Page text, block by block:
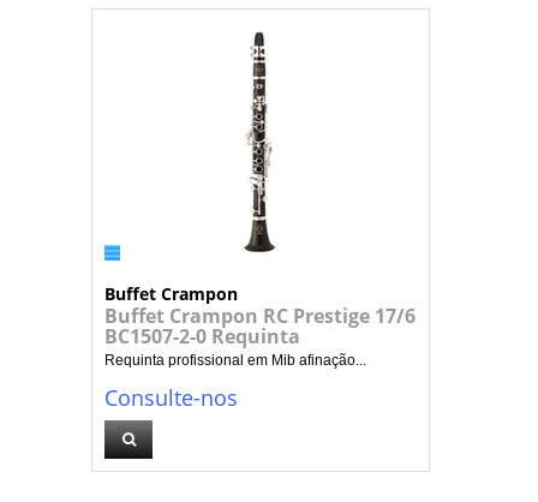
Buffet Crampon
Buffet Crampon RC Prestige 17/6
BC1507-2-0 Requinta
Requinta profissional em Mib afinação...
Consulte-nos